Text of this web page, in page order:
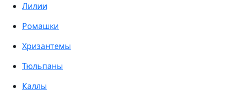
Лилии
Ромашки
Хризантемы
Тюльпаны
Каллы